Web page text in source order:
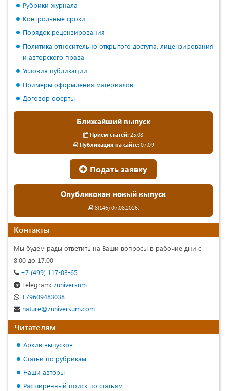
Рубрики журнала
Контрольные сроки
Порядок рецензирования
Политика относительно открытого доступа, лицензирования
и авторского права
Условия публикации
Примеры оформления материалов
Договор оферты
Ближайший выпуск
Прием статей: 25.08
Публикация на сайте:07.09
Подать заявку
Опубликован новый выпуск
8(146) 07.08.2026.
Контакты
Мы будем рады ответить на Ваши вопросы в рабочие дни с
8.00 до 17.00
+7 (499) 117-03-65
Telegram: 7universum
+79609483038
nature@7universum.com
Читателям
Архив выпусков
Статьи по рубрикам
Наши авторы
Расширенный поиск по статьям